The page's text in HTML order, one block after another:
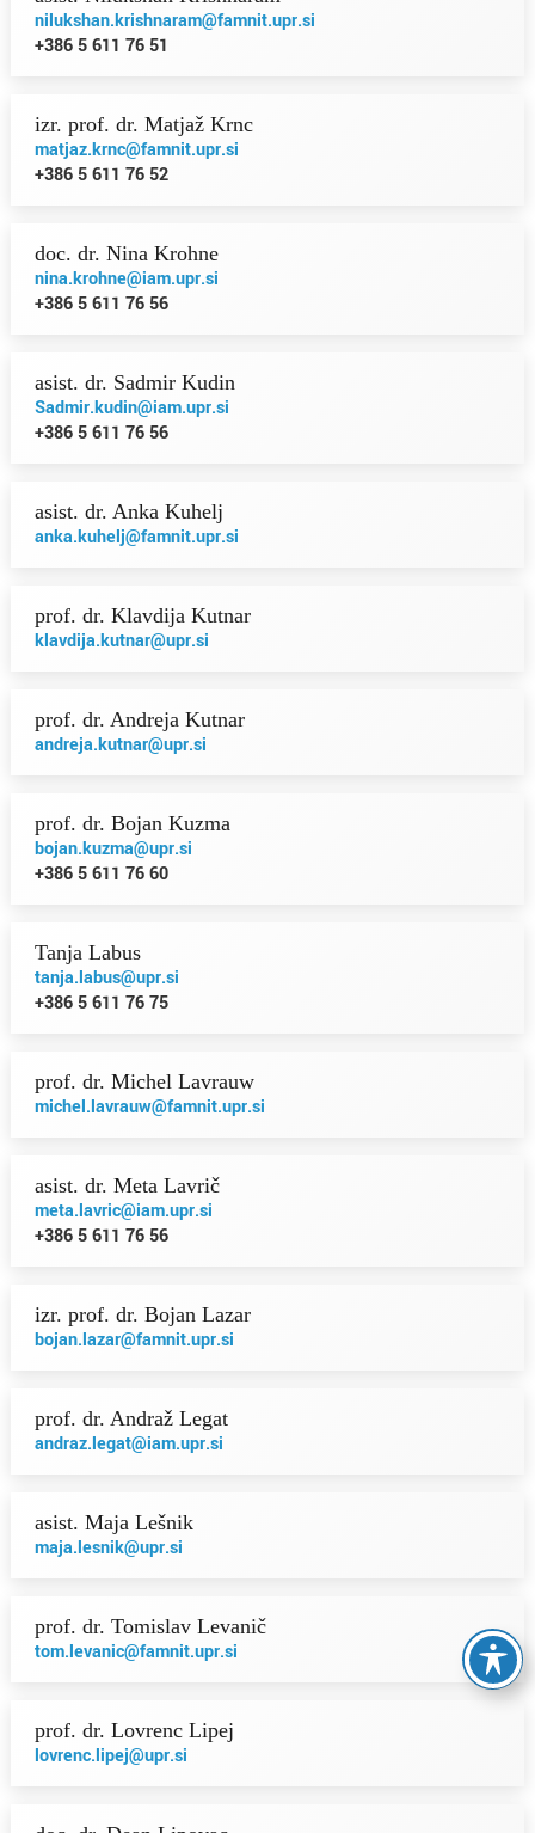
nilukshan.krishnaram@famnit.upr.si
+386 5 611 76 51
izr. prof. dr. Matjaž Krnc
matjaz.krnc@famnit.upr.si
+386 5 611 76 52
doc. dr. Nina Krohne
nina.krohne@iam.upr.si
+386 5 611 76 56
asist. dr. Sadmir Kudin
Sadmir.kudin@iam.upr.si
+386 5 611 76 56
asist. dr. Anka Kuhelj
anka.kuhelj@famnit.upr.si
prof. dr. Klavdija Kutnar
klavdija.kutnar@upr.si
prof. dr. Andreja Kutnar
andreja.kutnar@upr.si
prof. dr. Bojan Kuzma
bojan.kuzma@upr.si
+386 5 611 76 60
Tanja Labus
tanja.labus@upr.si
+386 5 611 76 75
prof. dr. Michel Lavrauw
michel.lavrauw@famnit.upr.si
asist. dr. Meta Lavrič
meta.lavric@iam.upr.si
+386 5 611 76 56
izr. prof. dr. Bojan Lazar
bojan.lazar@famnit.upr.si
prof. dr. Andraž Legat
andraz.legat@iam.upr.si
asist. Maja Lešnik
maja.lesnik@upr.si
prof. dr. Tomislav Levanič
tom.levanic@famnit.upr.si
prof. dr. Lovrenc Lipej
lovrenc.lipej@upr.si